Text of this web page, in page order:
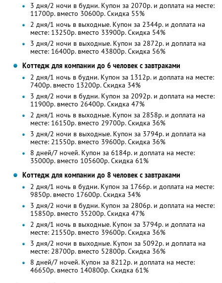
3 дня/2 ночи в будни. Купон за 2070р. и доплата на месте:
11700р. вместо 30600р. Скидка 55%
2 дня/1 ночь в выходные. Купон за 2344р. и доплата на
месте: 13250р. вместо 33900р. Скидка 54%
3 дня/2 ночи в выходные. Купон за 2872р. и доплата на
месте: 16400р. вместо 43800р. Скидка 56%
Коттедж для компании до 6 человек с завтраками
2 дня/1 ночь в будни. Купон за 1312р. и доплата на месте:
7400р. вместо 13200р. Скидка 34%
3 дня/2 ночи в будни. Купон за 2092р. и доплата на месте:
11900р. вместо 26400р. Скидка 47%
2 дня/1 ночь в выходные. Купон за 2858р. и доплата на
месте: 16150р. вместо 29700р. Скидка 36%
3 дня/2 ночи в выходные. Купон за 3794р. и доплата на
месте: 21550р. вместо 39600р. Скидка 36%
8 дней/7 ночей. Купон за 6184р. и доплата на месте:
35000р. вместо 105600р. Скидка 61%
Коттедж для компании до 8 человек с завтраками
2 дня/1 ночь в будни. Купон за 1766р. и доплата на месте:
9850р. вместо 17600р. Скидка 34%
3 дня/2 ночи в будни. Купон за 2806р. и доплата на месте:
15850р. вместо 35200р. Скидка 47%
2 дня/1 ночь в выходные. Купон за 3794р. и доплата на
месте: 21550р. вместо 39600р. Скидка 36%
3 дня/2 ночи в выходные. Купон за 5092р. и доплата на
месте: 28700р. вместо 52800р. Скидка 36%
8 дней/7 ночей. Купон за 8212р. и доплата на месте:
46650р. вместо 140800р. Скидка 61%